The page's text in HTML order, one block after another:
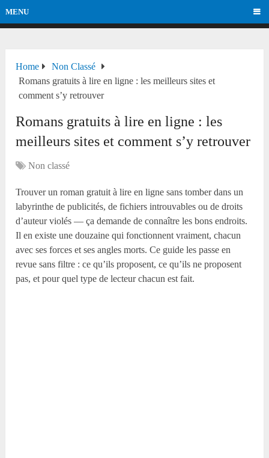
MENU
Home
Non Classé
Romans gratuits à lire en ligne : les meilleurs sites et
comment s’y retrouver
Romans gratuits à lire en ligne : les
meilleurs sites et comment s’y retrouver
Non classé
Trouver un roman gratuit à lire en ligne sans tomber dans un
labyrinthe de publicités, de fichiers introuvables ou de droits
d’auteur violés — ça demande de connaître les bons endroits.
Il en existe une douzaine qui fonctionnent vraiment, chacun
avec ses forces et ses angles morts. Ce guide les passe en
revue sans filtre : ce qu’ils proposent, ce qu’ils ne proposent
pas, et pour quel type de lecteur chacun est fait.